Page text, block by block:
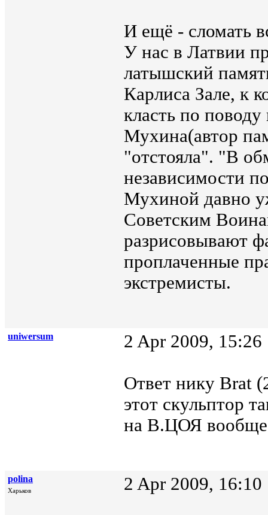
И ещё - сломать
У нас в Латвии
латышский
Карлиса Зале, к
класть по
Мухина(автор
"отстояла". "В
независимости
Мухиной давно
Советским
разрисовывают
проплаченные
экстремисты.
uniwersum 2 Apr 2009, 15:26
Ответ нику Brat
этот скульптор
на В.ЦОЯ
polina
Харьков 2 Apr 2009, 16:10